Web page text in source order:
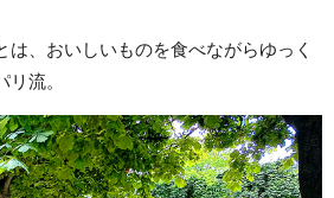
は、おいしいものを食べながらゆっく
流。